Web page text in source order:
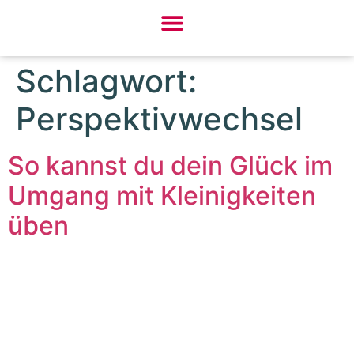
Schlagwort:
Perspektivwechsel
So kannst du dein Glück im
Umgang mit Kleinigkeiten
üben